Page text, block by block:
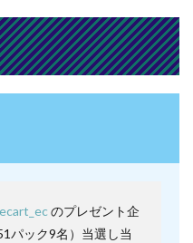
のプレゼント企
パック9名）当選し当